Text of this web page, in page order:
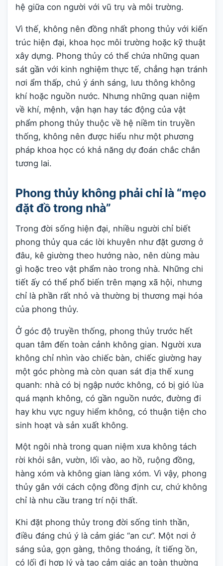
hệ giữa con người với vũ trụ và môi trường.
Vì thế, không nên đồng nhất phong thủy với kiến
trúc hiện đại, khoa học môi trường hoặc kỹ thuật
xây dựng. Phong thủy có thể chứa những quan
sát gần với kinh nghiệm thực tế, chẳng hạn tránh
nơi ẩm thấp, chú ý ánh sáng, lưu thông không
khí hoặc nguồn nước. Nhưng những quan niệm
về khí, mệnh, vận hạn hay tác động của vật
phẩm phong thủy thuộc về hệ niềm tin truyền
thống, không nên được hiểu như một phương
pháp khoa học có khả năng dự đoán chắc chắn
tương lai.
Phong thủy không phải chỉ là “mẹo
đặt đồ trong nhà”
Trong đời sống hiện đại, nhiều người chỉ biết
phong thủy qua các lời khuyên như đặt gương ở
đâu, kê giường theo hướng nào, nên dùng màu
gì hoặc treo vật phẩm nào trong nhà. Những chi
tiết ấy có thể phổ biến trên mạng xã hội, nhưng
chỉ là phần rất nhỏ và thường bị thương mại hóa
của phong thủy.
Ở góc độ truyền thống, phong thủy trước hết
quan tâm đến toàn cảnh không gian. Người xưa
không chỉ nhìn vào chiếc bàn, chiếc giường hay
một góc phòng mà còn quan sát địa thế xung
quanh: nhà có bị ngập nước không, có bị gió lùa
quá mạnh không, có gần nguồn nước, đường đi
hay khu vực nguy hiểm không, có thuận tiện cho
sinh hoạt và sản xuất không.
Một ngôi nhà trong quan niệm xưa không tách
rời khỏi sân, vườn, lối vào, ao hồ, ruộng đồng,
hàng xóm và không gian làng xóm. Vì vậy, phong
thủy gắn với cách cộng đồng định cư, chứ không
chỉ là nhu cầu trang trí nội thất.
Khi đặt phong thủy trong đời sống tinh thần,
điều đáng chú ý là cảm giác “an cư”. Một nơi ở
sáng sủa, gọn gàng, thông thoáng, ít tiếng ồn,
có lối đi hợp lý và tạo cảm giác an toàn thường